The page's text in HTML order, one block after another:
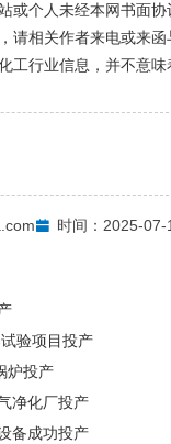
个人未经本网书面协
相关作者来电或来函
行业信息，并不意味
时间：2025-07-
验项目投产
炉投产
净化厂投产
备成功投产